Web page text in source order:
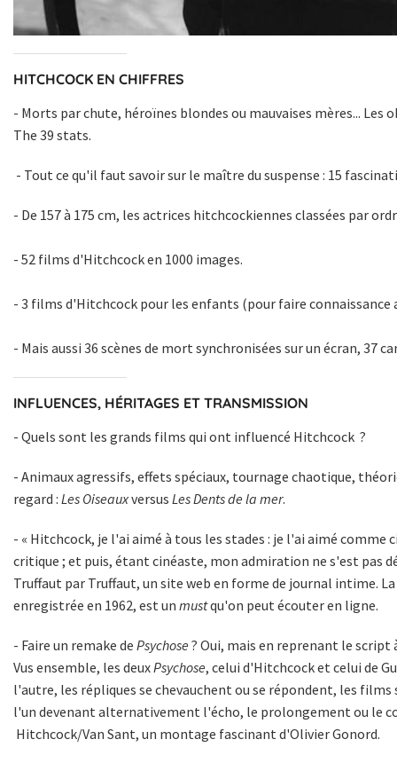
HITCHCOCK EN CHIFFRES
- Morts par chute, héroïnes blondes ou mauvaises mères... Les
The 39 stats.
- Tout ce qu'il faut savoir sur le maître du suspense : 15
- De 157 à 175 cm, les actrices hitchcockiennes classées par
- 52 films d'Hitchcocken 1000 images.
- 3 films d'Hitchcock pour les enfants (pour faire connaissance
- Mais aussi 36 scènes de mort synchronisées sur un écran, 37
INFLUENCES, HÉRITAGES ET TRANSMISSION
- Quels sont les grands films qui ont influencé Hitchcock ?
- Animaux agressifs, effets spéciaux, tournage chaotique,
regard : Les Oiseauxversus Les Dents de la mer.
- « Hitchcock, je l'ai aimé à tous les stades : je l'ai aimé comme
critique ; et puis, étant cinéaste, mon admiration ne s'est pas
Truffaut par Truffaut, un site web en forme de journal intime.
enregistrée en 1962, est un mustqu'on peut écouter en ligne.
- Faire un remake de Psychose ? Oui, mais en reprenant le script
Vus ensemble, les deuxPsychose, celui d'Hitchcock et celui de
l'autre, les répliques se chevauchent ou se répondent, les
l'un devenant alternativement l'écho, le prolongement ou le
Hitchcock/Van Sant, un montage fascinant d'Olivier Gonord.